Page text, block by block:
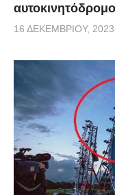
16 ΔΕΚΕΜΒΡΊΟΥ, 2023